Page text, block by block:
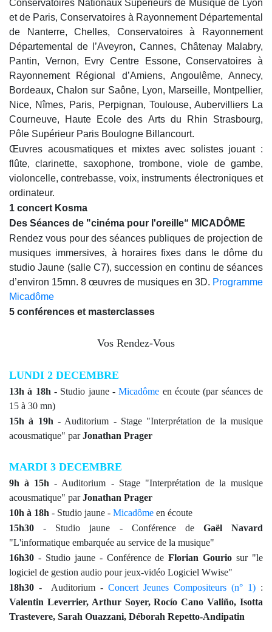
Conservatoires Nationaux Supérieurs de Musique de Lyon
et de Paris, Conservatoires à Rayonnement Départemental
de Nanterre, Chelles, Conservatoires à Rayonnement
Départemental de l’Aveyron, Cannes, Châtenay Malabry,
Pantin, Vernon, Evry Centre Essone, Conservatoires à
Rayonnement Régional d’Amiens, Angoulême, Annecy,
Bordeaux, Chalon sur Saône, Lyon, Marseille, Montpellier,
Nice, Nîmes, Paris, Perpignan, Toulouse, Aubervilliers La
Courneuve, Haute Ecole des Arts du Rhin Strasbourg,
Pôle Supérieur Paris Boulogne Billancourt.
Œuvres acousmatiques et mixtes avec solistes jouant :
flûte, clarinette, saxophone, trombone, viole de gambe,
violoncelle, contrebasse, voix, instruments électroniques et
ordinateur.
1 concert Kosma
Des Séances de "cinéma pour l'oreille“ MICADÔME
Rendez vous pour des séances publiques de projection de
musiques immersives, à horaires fixes dans le dôme du
studio Jaune (salle C7), succession en continu de séances
d’environ 15mn. 8 œuvres de musiques en 3D. Programme
Micadôme
5 conférences et masterclasses
Vos Rendez-Vous
LUNDI 2 DECEMBRE
13h à 18h - Studio jaune -Micadôme en écoute(par séances de
15 à 30 mn)
15h à 19h - Auditorium - Stage "Interprétation de la musique
acousmatique" parJonathan Prager
MARDI 3 DECEMBRE
9h à 15h - Auditorium - Stage "Interprétation de la musique
acousmatique" parJonathan Prager
10h à 18h - Studio jaune - Micadôme en écoute
15h30 - Studio jaune - Conférence de Gaël Navard
"L'informatique embarquée au service de la musique"
16h30 - Studio jaune- Conférence deFlorian Gourio sur "le
logiciel de gestion audio pour jeux-vidéo Logiciel Wwise"
18h30 - Auditorium - Concert Jeunes Compositeurs (n° 1) :
Valentin Leverrier, Arthur Soyer, Rocío Cano Valiño, Isotta
Trastevere, Sarah Ouazzani, Déborah Repetto-Andipatin